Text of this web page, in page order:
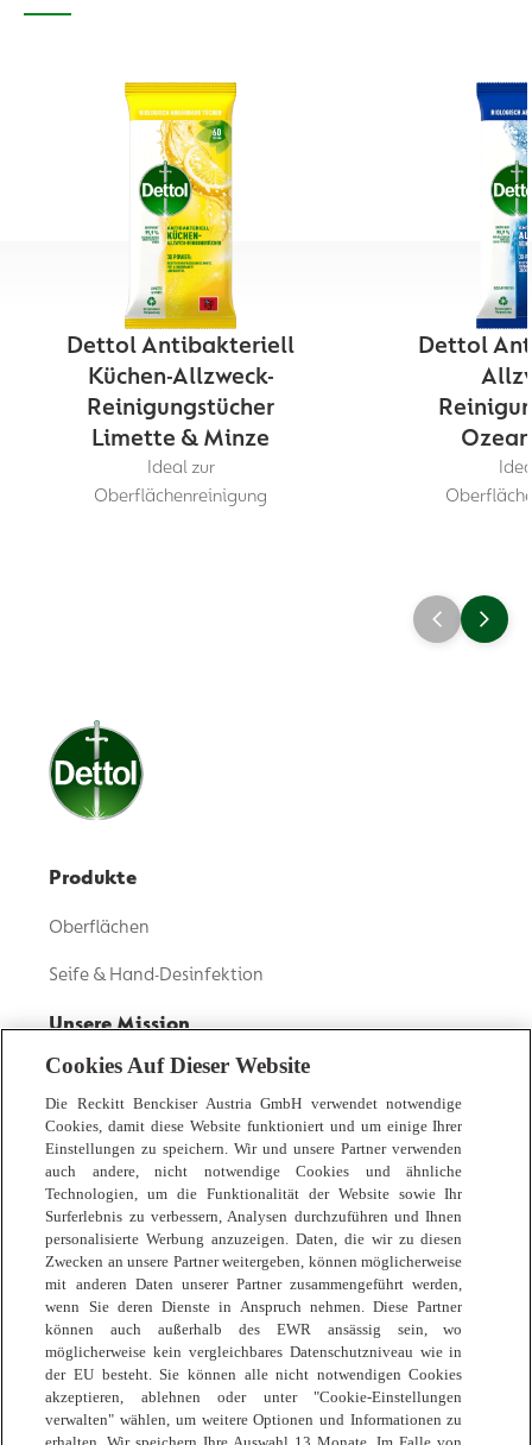
Dettol Antibakteriell
Küchen-Allzweck-
Reinigungstücher
Limette & Minze
Ideal zur
Oberflächenreinigung
Dettol
Produkte
Oberflächen
Seife & Hand-Desinfektion
Unsere Mission
Unsere Geschichte
Inhaltsstoffe Transparenz
Nachhaltigkeit
Gesunde Gewohnheiten
Expertentipps
Zuhause
Körperpflege
Familie
Cookies Auf Dieser Website
Die Reckitt Benckiser Austria GmbH verwendet notwendige
Cookies, damit diese Website funktioniert und um einige Ihrer
Einstellungen zu speichern. Wir und unsere Partner verwenden
auch andere, nicht notwendige Cookies und ähnliche
Technologien, um die Funktionalität der Website sowie Ihr
Surferlebnis zu verbessern, Analysen durchzuführen und Ihnen
personalisierte Werbung anzuzeigen. Daten, die wir zu diesen
Zwecken an unsere Partner weitergeben, können möglicherweise
mit anderen Daten unserer Partner zusammengeführt werden,
wenn Sie deren Dienste in Anspruch nehmen. Diese Partner
können auch außerhalb des EWR ansässig sein, wo
möglicherweise kein vergleichbares Datenschutzniveau wie in
der EU besteht. Sie können alle nicht notwendigen Cookies
akzeptieren, ablehnen oder unter "Cookie-Einstellungen
verwalten" wählen, um weitere Optionen und Informationen zu